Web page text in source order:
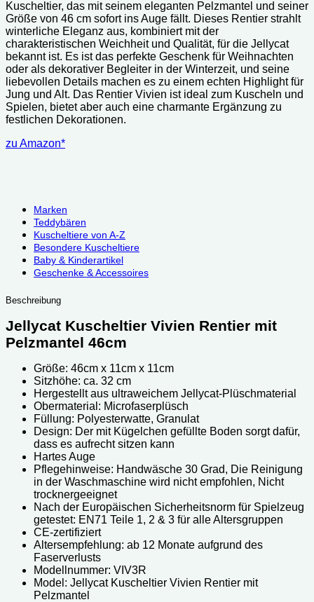
Kuscheltier, das mit seinem eleganten Pelzmantel und seiner
Größe von 46 cm sofort ins Auge fällt. Dieses Rentier strahlt
winterliche Eleganz aus, kombiniert mit der
charakteristischen Weichheit und Qualität, für die Jellycat
bekannt ist. Es ist das perfekte Geschenk für Weihnachten
oder als dekorativer Begleiter in der Winterzeit, und seine
liebevollen Details machen es zu einem echten Highlight für
Jung und Alt. Das Rentier Vivien ist ideal zum Kuscheln und
Spielen, bietet aber auch eine charmante Ergänzung zu
festlichen Dekorationen.
zu Amazon*
Marken
Teddybären
Kuscheltiere von A-Z
Besondere Kuscheltiere
Baby & Kinderartikel
Geschenke & Accessoires
Beschreibung
Jellycat Kuscheltier Vivien Rentier mit
Pelzmantel 46cm
Größe: 46cm x 11cm x 11cm
Sitzhöhe: ca. 32 cm
Hergestellt aus ultraweichem Jellycat-Plüschmaterial
Obermaterial: Microfaserplüsch
Füllung: Polyesterwatte, Granulat
Design: Der mit Kügelchen gefüllte Boden sorgt dafür,
dass es aufrecht sitzen kann
Hartes Auge
Pflegehinweise: Handwäsche 30 Grad, Die Reinigung
in der Waschmaschine wird nicht empfohlen, Nicht
trocknergeeignet
Nach der Europäischen Sicherheitsnorm für Spielzeug
getestet: EN71 Teile 1, 2 & 3 für alle Altersgruppen
CE-zertifiziert
Altersempfehlung: ab 12 Monate aufgrund des
Faserverlusts
Modellnummer: ‎‎VIV3R
Model: Jellycat Kuscheltier Vivien Rentier mit
Pelzmantel